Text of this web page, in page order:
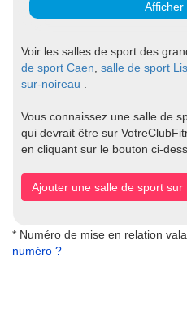
Afficher
Voir les salles de sport des
de sport Caen salle de sport
sur-noireau
Vous connaissez une salle de
qui devrait être sur
en cliquant sur le bouton ci-
Ajouter une salle de sport
* Numéro de mise en relation
numéro ?